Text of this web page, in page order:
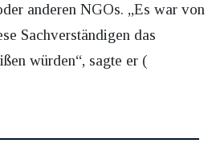
anderen NGOs. „Es war von
Sachverständigen das
würden“, sagte er (